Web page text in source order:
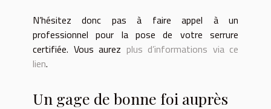
N’hésitez donc pas à faire appel à un
professionnel pour la pose de votre serrure
certifiée. Vous aurez plus d’informations via ce
lien.
Un gage de bonne foi auprès